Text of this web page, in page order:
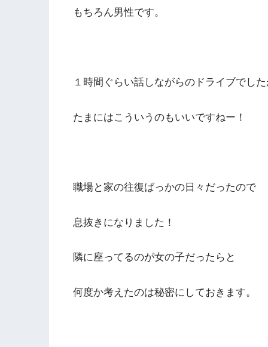
もちろん男性です。
１時間ぐらい話しながらのドライブでし
たまにはこういうのもいいですねー！
職場と家の往復ばっかの日々だったので
息抜きになりました！
隣に座ってるのが女の子だったらと
何度か考えたのは秘密にしておきます。